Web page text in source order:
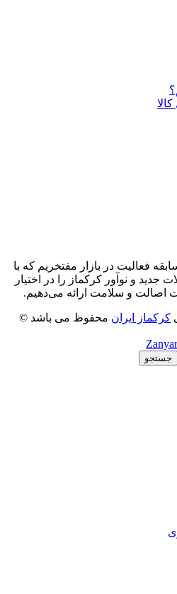
فعالیت در بازار مفتخریم که با
و نوآور کرکماز را در اختیار
اصالت و سلامت ارائه می‌دهیم.
کرکماز ایران محفوظ می باشد ©
جستجو